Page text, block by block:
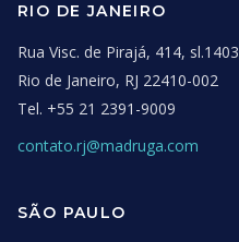
RIO DE JANEIRO
Rua Visc. de Pirajá, 414, sl.1403
Rio de Janeiro, RJ 22410-002
Tel. +55 21 2391-9009
contato.rj@madruga.com
SÃO PAULO